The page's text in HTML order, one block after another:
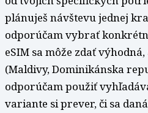
plánuješ návštevu jednej
odporúčam vybrať
eSIM sa môže zdať
(Maldivy, Dominikánska
odporúčam použiť
variante si prever, či sa